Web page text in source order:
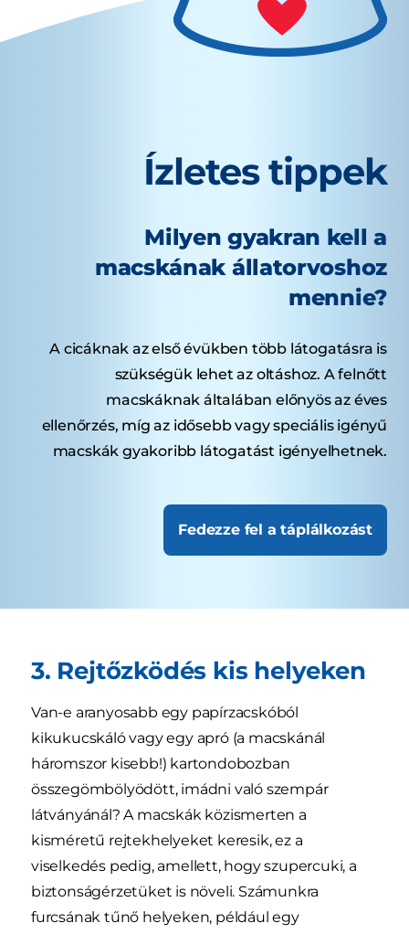
Ízletes tippek
Milyen gyakran kell a
macskának állatorvoshoz
mennie?
A cicáknak az első évükben több látogatásra is
szükségük lehet az oltáshoz. A felnőtt
macskáknak általában előnyös az éves
ellenőrzés, míg az idősebb vagy speciális igényű
macskák gyakoribb látogatást igényelhetnek.
Fedezze fel a táplálkozást
3. Rejtőzködés kis helyeken
Van-e aranyosabb egy papírzacskóból
kikukucskáló vagy egy apró (a macskánál
háromszor kisebb!) kartondobozban
összegömbölyödött, imádni való szempár
látványánál? A macskák közismerten a
kisméretű rejtekhelyeket keresik, ez a
viselkedés pedig, amellett, hogy szupercuki, a
biztonságérzetüket is növeli. Számunkra
furcsának tűnő helyeken, például egy